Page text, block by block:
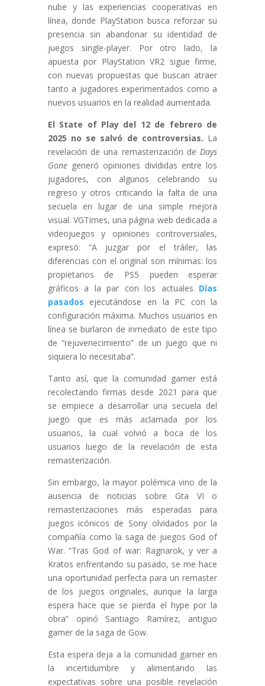
nube y las experiencias cooperativas en
línea, donde PlayStation busca reforzar su
presencia sin abandonar su identidad de
juegos single-player. Por otro lado, la
apuesta por PlayStation VR2 sigue firme,
con nuevas propuestas que buscan atraer
tanto a jugadores experimentados como a
nuevos usuarios en la realidad aumentada.
El State of Play del 12 de febrero de
2025 no se salvó de controversias. La
revelación de una remasterización deDays
Gonegeneró opiniones divididas entre los
jugadores, con algunos celebrando su
regreso y otros criticando la falta de una
secuela en lugar de una simple mejora
visual. VGTimes, una página web dedicada a
videojuegos y opiniones controversiales,
expresó: “A juzgar por el tráiler, las
diferencias con el original son mínimas: los
propietarios de PS5 pueden esperar
gráficos a la par con los actuales Días
pasados ejecutándose en la PC con la
configuración máxima. Muchos usuarios en
línea se burlaron de inmediato de este tipo
de “rejuvenecimiento” de un juego que ni
siquiera lo necesitaba”.
Tanto así, que la comunidad gamer está
recolectando firmas desde 2021 para que
se empiece a desarrollar una secuela del
juego que es más aclamada por los
usuarios, la cual volvió a boca de los
usuarios luego de la revelación de esta
remasterización.
Sin embargo, la mayor polémica vino de la
ausencia de noticias sobre Gta VI o
remasterizaciones más esperadas para
juegos icónicos de Sony olvidados por la
compañía como la saga de juegos God of
War. “Tras God of war: Ragnarok, y ver a
Kratos enfrentando su pasado, se me hace
una oportunidad perfecta para un remaster
de los juegos originales, aunque la larga
espera hace que se pierda el hype por la
obra” opinó Santiago Ramírez, antiguo
gamer de la saga de Gow.
Esta espera deja a la comunidad gamer en
la incertidumbre y alimentando las
expectativas sobre una posible revelación